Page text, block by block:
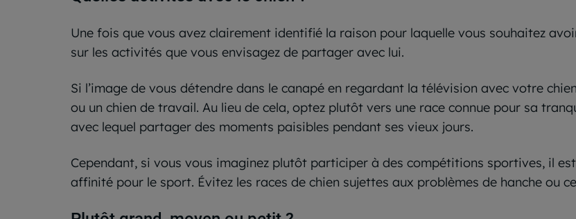
Une fois que vous avez clairement identifié la raison pour laquelle vous souhaitez
sur les activités que vous envisagez de partager avec lui.
Si l’image de vous détendre dans le canapé en regardant la télévision avec votre
ou un chien de travail. Au lieu de cela, optez plutôt vers une race connue pour sa
avec lequel partager des moments paisibles pendant ses vieux jours.
Cependant, si vous vous imaginez plutôt participer à des compétitions sportives, il
affinité pour le sport. Évitez les races de chien sujettes aux problèmes de hanche ou